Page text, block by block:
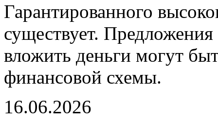
Гарантированного
существует.
вложить деньги могут
финансовой схемы.
16.06.2026